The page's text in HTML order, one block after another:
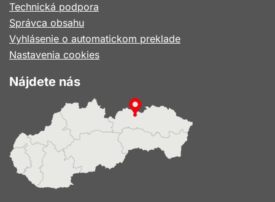
okne
Technická podpora
Správca obsahu
Vyhlásenie o automatickom preklade
Nastavenia cookies
Nájdete nás